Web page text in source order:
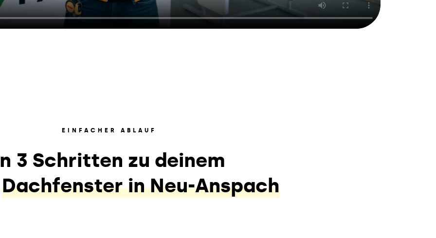
EINFACHER ABLAUF
3 Schritten zu deinem
Dachfenster in Neu-Anspach